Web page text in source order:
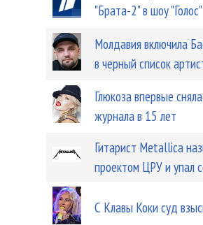
"Брата-2" в шоу "Голос"
Молдавия включила
в черный список
Глюкоза впервые
журнала в 15 лет
Гитарист Metallica
проектом ЦРУ и упал
С Клавы Коки суд